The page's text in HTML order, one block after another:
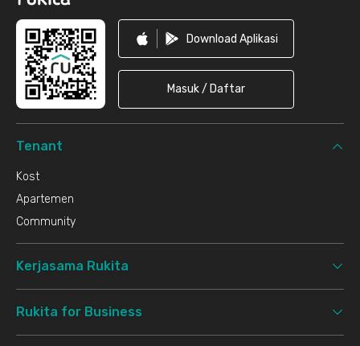
Download Aplikasi
Masuk / Daftar
Tenant
Kost
Apartemen
Community
Kerjasama Rukita
Rukita for Business